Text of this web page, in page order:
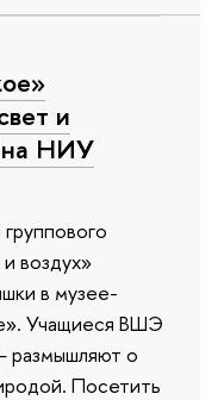
и
НИУ
воздух»
в музее-
Учащиеся ВШЭ
размышляют о
Посетить